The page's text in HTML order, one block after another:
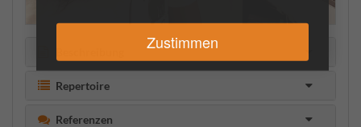
Zustimmen
Repertoire
Referenzen